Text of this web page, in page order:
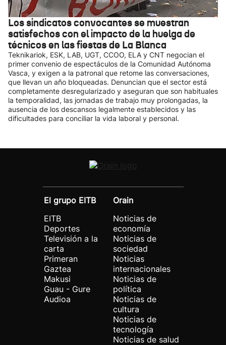
Los sindicatos convocantes se muestran
satisfechos con el impacto de la huelga de
técnicos en las fiestas de La Blanca
Teknikariok, ESK, LAB, UGT, CCOO, ELA y CNT negocian el
primer convenio de espectáculos de la Comunidad Autónoma
Vasca, y exigen a la patronal que retome las conversaciones,
que llevan un año bloqueadas. Denuncian que el sector está
completamente desregularizado y aseguran que son habituales
la temporalidad, las jornadas de trabajo muy prolongadas, la
ausencia de los descansos legalmente establecidos y las
dificultades para conciliar la vida laboral y personal.
El grupo EITB
EITB
Deportes
Televisión a la
carta
Primeran
Gaztea
Makusi
Guau - Gure
Audioa
Orain
Noticias de
economía
Noticias de
sociedad
Noticias
internacionales
Noticias de
política
Noticias de
cultura
Noticias de
tecnología
Noticias de salud